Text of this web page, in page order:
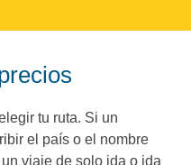
tu ruta. Si un
el país o el nombre
viaje de solo ida o ida